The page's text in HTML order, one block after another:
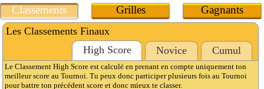
Classements Grilles Gagnants
Les Classements Finaux
High Score
Novice Cumul
Le Classement High Score est calculé en prenant en compte uniquement ton
meilleur score au Tournoi. Tu peux donc participer plusieurs fois au Tournoi
pour battre ton précédent score et donc mieux te classer.